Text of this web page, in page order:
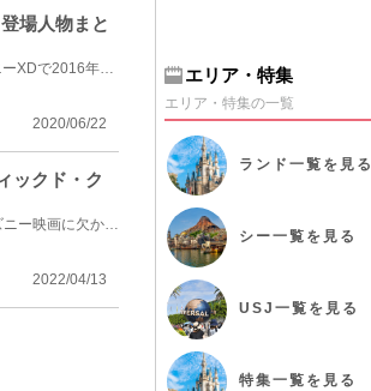
場人物まと
アメリカでは2015年から2018年まで放送され、日本でもBSテレビ局DlifeとディズニーXDで2016年から放送開...
2020/06/22
ックド・ク
今回は愛すべきディズニーの悪役「ディズニー・ヴィランズ」を12人ご紹介☆ディズニー映画に欠かせない悪...
2022/04/13
エリア・特集
エリア・特集の一覧
ランド 一覧を見る
シー一覧を見る
USJ 一覧を見る
特集一覧を見る